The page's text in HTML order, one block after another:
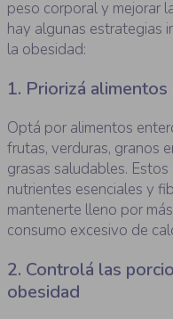
peso corporal y mejorar
hay algunas estrategias
la obesidad:
1. Priorizá
Optá por alimentos
frutas, verduras, granos
grasas saludables.
nutrientes esenciales y
mantenerte lleno por
consumo excesivo de
2. Controlá las
obesidad